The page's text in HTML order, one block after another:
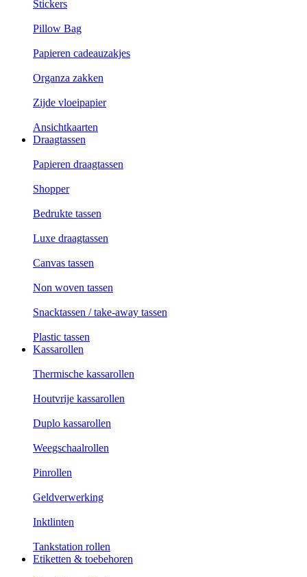
Stickers
Pillow Bag
Papieren cadeauzakjes
Organza zakken
Zijde vloeipapier
Ansichtkaarten
Draagtassen
Papieren draagtassen
Shopper
Bedrukte tassen
Luxe draagtassen
Canvas tassen
Non woven tassen
Snacktassen / take-away tassen
Plastic tassen
Kassarollen
Thermische kassarollen
Houtvrije kassarollen
Duplo kassarollen
Weegschaalrollen
Pinrollen
Geldverwerking
Inktlinten
Tankstation rollen
Etiketten & toebehoren